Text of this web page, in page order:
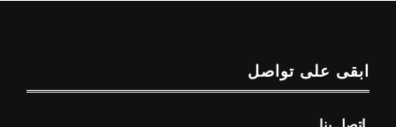
ابقى على تواصل